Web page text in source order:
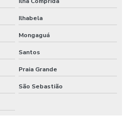
Ilhabela
Mongaguá
Santos
Praia Grande
São Sebastião